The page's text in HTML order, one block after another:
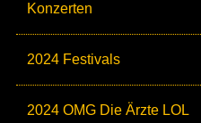
Konzerten
2024 Festivals
2024 OMG Die Ärzte LOL